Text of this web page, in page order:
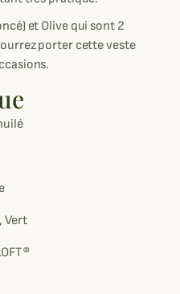
et Olive qui sont 2
porter cette veste
Vert